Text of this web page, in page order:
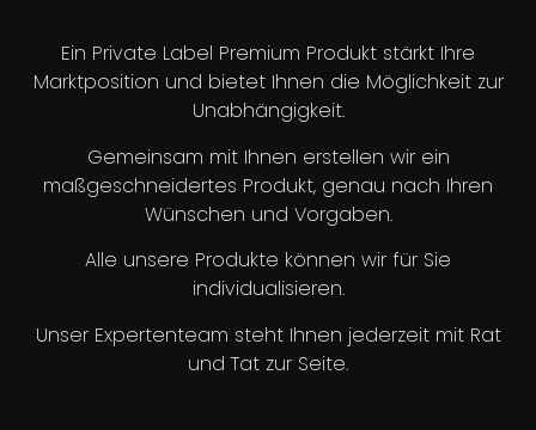
Ein Private Label Premium Produkt stärkt Ihre
Marktposition und bietet Ihnen die Möglichkeit zur
Unabhängigkeit.
Gemeinsam mit Ihnen erstellen wir ein
maßgeschneidertes Produkt, genau nach Ihren
Wünschen und Vorgaben.
Alle unsere Produkte können wir für Sie
individualisieren.
Unser Expertenteam steht Ihnen jederzeit mit Rat
und Tat zur Seite.